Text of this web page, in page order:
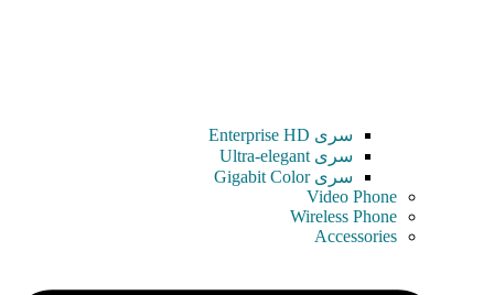
سری Enterprise HD
سری Ultra-elegant
سری Gigabit Color
Video Phone
Wireless Phone
Accessories